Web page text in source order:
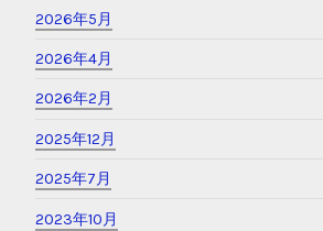
2026年5月
2026年4月
2026年2月
2025年12月
2025年7月
2023年10月